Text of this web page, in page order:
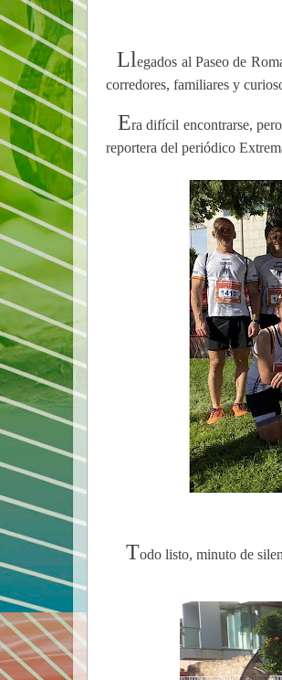
Llegados al Paseo de
corredores, familiares y
Era difícil encontrarse,
reportera del periódico
Todo listo, minuto de